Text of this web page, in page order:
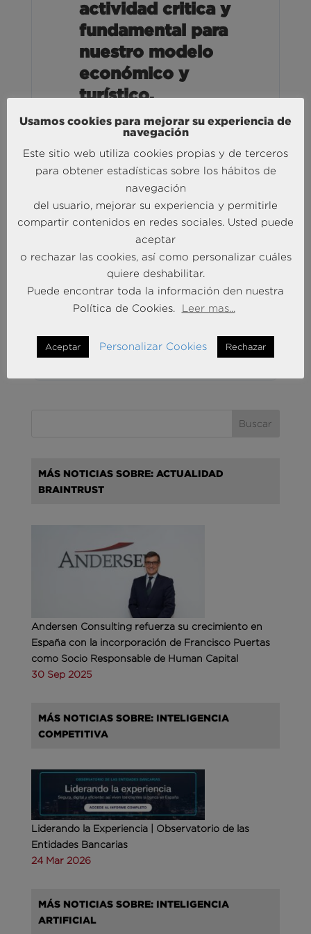
actividad critica y
fundamental para
nuestro modelo
económico y
turístico.
10.21 MB 43 Descargas
abril 29, 2022
Descargar
Tribuna
Un Business Travel
mas consciente y
sostenible
10.21 MB 41 Descargas
marzo 7, 2022
Descargar
Tribuna
Turismo
MÁS NOTICIAS SOBRE: ACTUALIDAD
BRAINTRUST
Andersen Consulting refuerza su crecimiento en
España con la incorporación de Francisco Puertas
como Socio Responsable de Human Capital
30 Sep 2025
MÁS NOTICIAS SOBRE: INTELIGENCIA
COMPETITIVA
Liderando la Experiencia | Observatorio de las
Entidades Bancarias
24 Mar 2026
MÁS NOTICIAS SOBRE: INTELIGENCIA
ARTIFICIAL
Usamos cookies para mejorar su experiencia de
navegación
Este sitio web utiliza cookies propias y de terceros
para obtener estadísticas sobre los hábitos de
navegación
del usuario, mejorar su experiencia y permitirle
compartir contenidos en redes sociales. Usted puede
aceptar
o rechazar las cookies, así como personalizar cuáles
quiere deshabilitar.
Puede encontrar toda la información den nuestra
Política de Cookies.
Leer mas...
Aceptar Personalizar Cookies Rechazar